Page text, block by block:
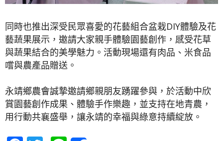
同時也推出深受民眾喜愛的花藝組合盆栽DIY體驗及花
藝蔬果展示，邀請大家親手體驗園藝創作，感受花草
與蔬果結合的美學魅力。活動現場還有肉品、米食品
嚐與農產品贈送。
永靖鄉農會誠摯邀請鄉親朋友踴躍參與，於活動中欣
賞園藝創作成果、體驗手作樂趣，並支持在地青農，
用行動共襄盛舉，讓永靖的幸福與綠意持續綻放。